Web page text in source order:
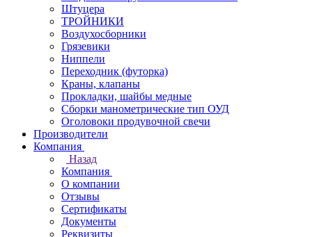
Штуцера
ТРОЙНИКИ
Воздухосборники
Грязевики
Ниппели
Переходник (футорка)
Краны, клапаны
Прокладки, шайбы медные
Сборки манометрические тип ОУД
Оголовоки продувочной свечи
Производители
Компания
Назад
Компания
О компании
Отзывы
Сертификаты
Документы
Реквизиты